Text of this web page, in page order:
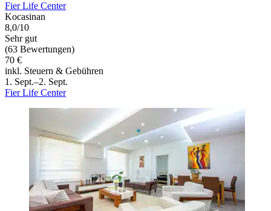
Fier Life Center
Kocasinan
8,0/10
Sehr gut
(63 Bewertungen)
70 €
inkl. Steuern & Gebühren
1. Sept.–2. Sept.
Fier Life Center